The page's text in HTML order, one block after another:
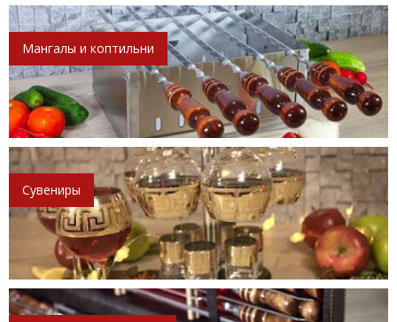
Мангалы и коптильни
Сувениры